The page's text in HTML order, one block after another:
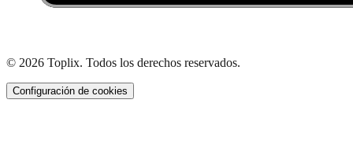
© 2026 Toplix. Todos los derechos reservados.
Configuración de cookies